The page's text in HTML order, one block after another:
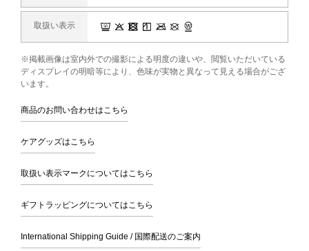
取扱い表示
※掲載画像は室内外での撮影による明度の違いや、閲覧いただいている
ディスプレイの明暗等により、色味が実物と異なって見える場合がござ
います。
商品のお問い合わせはこちら
ケアグッズはこちら
取扱い表示マークについてはこちら
ギフトラッピングについてはこちら
International Shipping Guide / 国際配送のご案内